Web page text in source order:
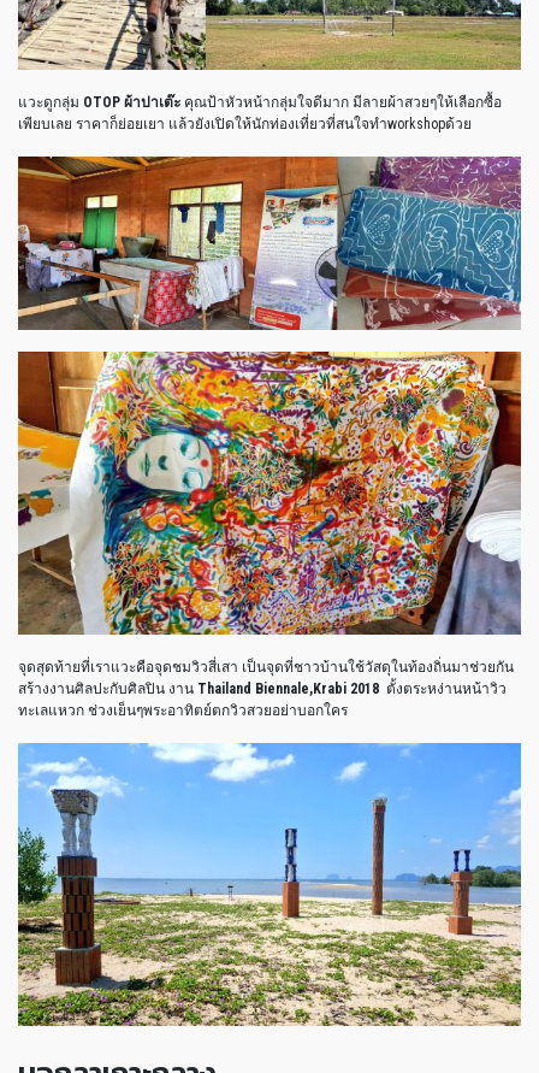
แวะดูกลุ่ม OTOP ผ้าปาเต๊ะ คุณป้าหัวหน้ากลุ่มใจดีมาก มีลายผ้าสวยๆให้เลือกซื้อ
เพียบเลย ราคาก็ย่อยเยา แล้วยังเปิดให้นักท่องเที่ยวที่สนใจทำworkshopด้วย
จุดสุดท้ายที่เราแวะคือจุดชมวิวสี่เสา เป็นจุดที่ชาวบ้านใช้วัสดุในท้องถิ่นมาช่วยกัน
สร้างงานศิลปะกับศิลปิน งาน Thailand Biennale,Krabi 2018 ตั้งตระหง่านหน้าวิว
ทะเลแหวก ช่วงเย็นๆพระอาทิตย์ตกวิวสวยอย่าบอกใคร